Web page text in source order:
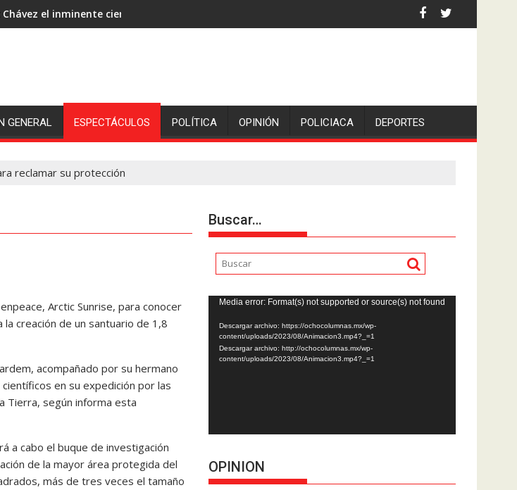
el inminente cierre de ingenió San Pedro en Lerdo de Tejada, Veracruz.
GENERAL ESPECTÁCULOS POLÍTICA OPINIÓN POLICIACA DEPORTES
reclamar su protección
Arctic Sunrise, para conocer
creación de un santuario de 1,8
acompañado por su hermano
en su expedición por las
Tierra, según informa esta
a cabo el buque de investigación
de la mayor área protegida del
más de tres veces el tamaño
Buscar…
Reproductor
de
vídeo
Media error: Format(s) not supported or source(s) not found
Descargar archivo: https://ochocolumnas.mx/wp-
content/uploads/2023/08/Animacion3.mp4?_=1
Descargar archivo: http://ochocolumnas.mx/wp-
content/uploads/2023/08/Animacion3.mp4?_=1
OPINION